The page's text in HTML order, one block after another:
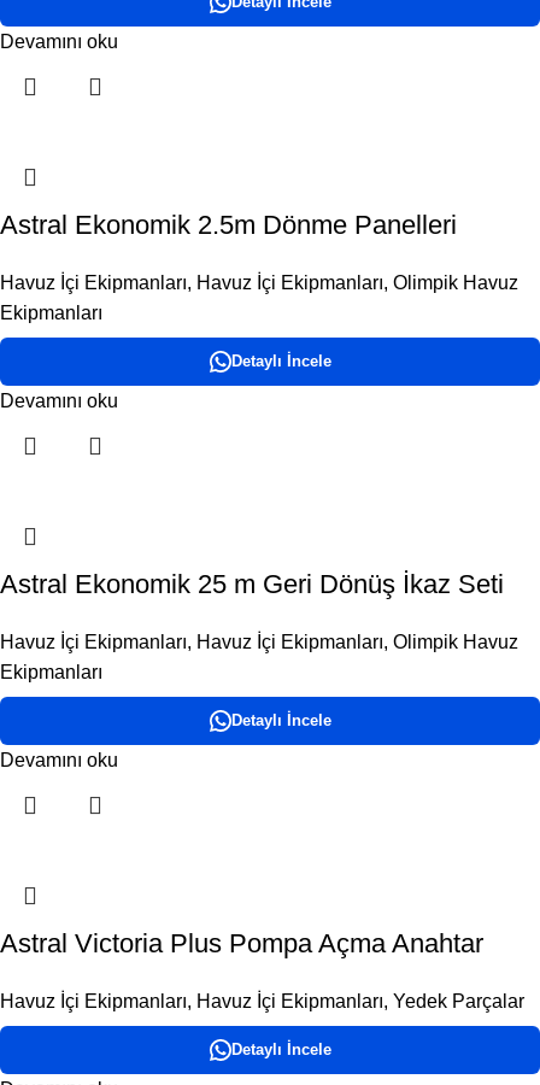
Devamını oku
Astral Ekonomik 2.5m Dönme Panelleri
Havuz İçi Ekipmanları, Havuz İçi Ekipmanları, Olimpik Havuz
Ekipmanları
Detaylı İncele
Devamını oku
Astral Ekonomik 25 m Geri Dönüş İkaz Seti
Havuz İçi Ekipmanları, Havuz İçi Ekipmanları, Olimpik Havuz
Ekipmanları
Detaylı İncele
Devamını oku
Astral Victoria Plus Pompa Açma Anahtar
Havuz İçi Ekipmanları, Havuz İçi Ekipmanları, Yedek Parçalar
Detaylı İncele